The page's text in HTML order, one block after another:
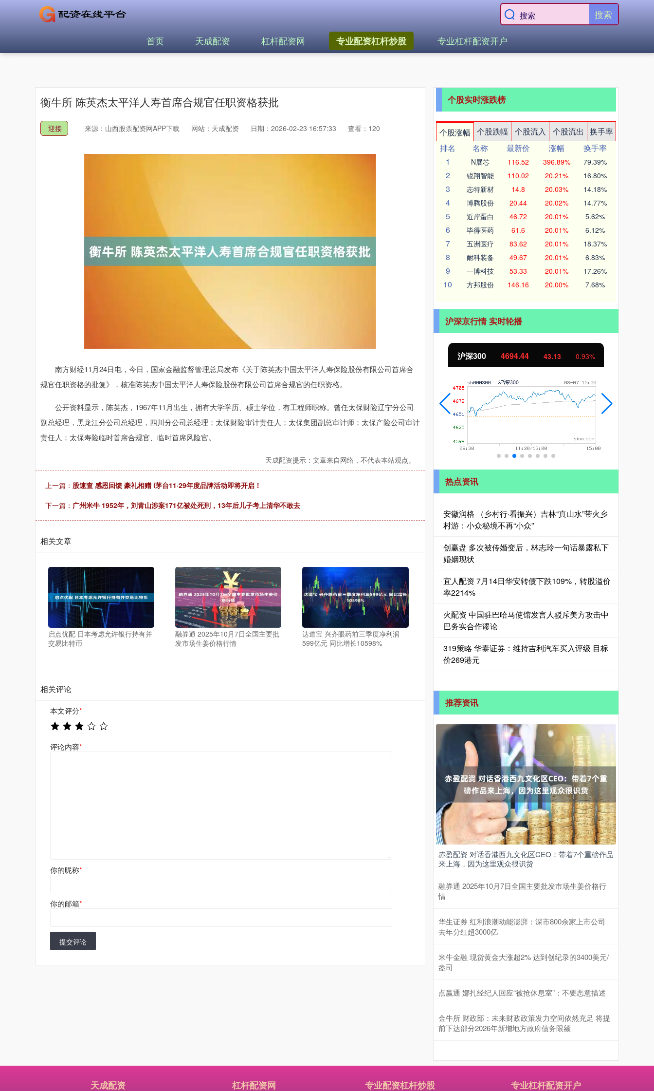
搜索
首页 天成配资 杠杆配资网 专业配资杠杆炒股 专业杠杆配资开户
衡牛所 陈英杰太平洋人寿首席合规官任职资格获批
迎接 来源：山西股票配资网APP下载 网站：天成配资 日期：2026-02-23 16:57:33 查看：120
南方财经11月24日电，今日，国家金融监督管理总局发布《关于陈英杰中国太平洋人寿保险股份有限公司首席合
规官任职资格的批复》，核准陈英杰中国太平洋人寿保险股份有限公司首席合规官的任职资格。
公开资料显示，陈英杰，1967年11月出生，拥有大学学历、硕士学位，有工程师职称。曾任太保财险辽宁分公司
副总经理，黑龙江分公司总经理，四川分公司总经理；太保财险审计责任人；太保集团副总审计师；太保产险公司审计
责任人；太保寿险临时首席合规官、临时首席风险官。
天成配资提示：文章来自网络，不代表本站观点。
上一篇： 股速查 感恩回馈 豪礼相赠 i茅台11·29年度品牌活动即将开启！
下一篇： 广州米牛 1952年，刘青山涉案171亿被处死刑，13年后儿子考上清华不敢去
相关文章
启点优配 日本考虑允许银行持有并
交易比特币
融券通 2025年10月7日全国主要批
发市场生姜价格行情
达道宝 兴齐眼药前三季度净利润
599亿元 同比增长10598%
相关评论
本文评分*
评论内容*
你的昵称*
你的邮箱*
提交评论
个股实时涨跌榜
个股涨幅 个股跌幅 个股流入 个股流出
换手率
排名
名称 最新价 涨幅
换手率
1
N展芯 116.52 396.89% 79.39%
2 锐翔智能 110.02 20.21% 16.80%
3 志特新材 14.8 20.03% 14.18%
4 博腾股份 20.44 20.02% 14.77%
5 近岸蛋白 46.72 20.01% 5.62%
6 毕得医药 61.6 20.01% 6.12%
7 五洲医疗 83.62 20.01% 18.37%
8 耐科装备 49.67 20.01% 6.83%
9 一博科技 53.33 20.01% 17.26%
10 方邦股份 146.16 20.00% 7.68%
沪深京行情 实时轮播
沪深300 4694.44 43.13 0.93%
热点资讯
安徽润格 （乡村行·看振兴）吉林“真山水”带火乡
村游：小众秘境不再“小众”
创赢盘 多次被传婚变后，林志玲一句话暴露私下
婚姻现状
宜人配资 7月14日华安转债下跌109%，转股溢价
率2214%
火配资 中国驻巴哈马使馆发言人驳斥美方攻击中
巴务实合作谬论
319策略 华泰证券：维持吉利汽车买入评级 目标
价269港元
推荐资讯
赤盈配资 对话香港西九文化区CEO：带着7个重磅作品
来上海，因为这里观众很识货
融券通 2025年10月7日全国主要批发市场生姜价格行
情
华生证券 红利浪潮动能澎湃：深市800余家上市公司
去年分红超3000亿
米牛金融 现货黄金大涨超2% 达到创纪录的3400美元/
盎司
点赢通 娜扎经纪人回应“被抢休息室”：不要恶意描述
金牛所 财政部：未来财政政策发力空间依然充足 将提
前下达部分2026年新增地方政府债务限额
天成配资 杠杆配资网 专业配资杠杆炒股 专业杠杆配资开户